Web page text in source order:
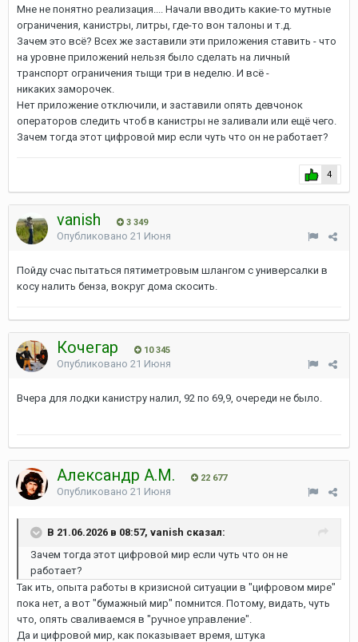
Мне не понятно реализация.... Начали вводить какие-то мутные
ограничения, канистры, литры, где-то вон талоны и т.д.
Зачем это всё? Всех же заставили эти приложения ставить - что
на уровне приложений нельзя было сделать на личный
транспорт ограничения тыщи три в неделю. И всё -
никаких заморочек.
Нет приложение отключили, и заставили опять девчонок
операторов следить чтоб в канистры не заливали или ещё чего.
Зачем тогда этот цифровой мир если чуть что он не работает?
4
vanish 3 349
Опубликовано 21 Июня
Пойду счас пытаться пятиметровым шлангом с универсалки в
косу налить бенза, вокруг дома скосить.
Кочегар 10 345
Опубликовано 21 Июня
Вчера для лодки канистру налил, 92 по 69,9, очереди не было.
Александр А.М. 22 677
Опубликовано 21 Июня
В 21.06.2026 в 08:57, vanish сказал:
Зачем тогда этот цифровой мир если чуть что он не
работает?
Так ить, опыта работы в кризисной ситуации в "цифровом мире"
пока нет, а вот "бумажный мир" помнится. Потому, видать, чуть
что, опять сваливаемся в "ручное управление".
Да и цифровой мир, как показывает время, штука